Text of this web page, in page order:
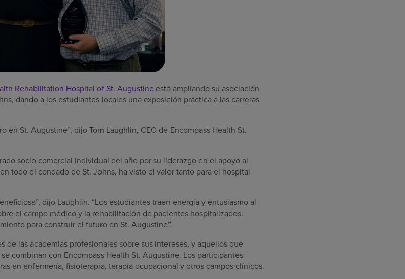
Rehabilitation Hospital of St. Augustine está ampliando su asociación
dando a los estudiantes locales una exposición práctica a las carreras
en St. Augustine”, dijo Tom Laughlin, CEO de Encompass Health St.
socio comercial individual del año por su liderazgo en el apoyo al
todo el condado de St. Johns, ha visto el valor tanto para el hospital
dijo Laughlin. “Los estudiantes traen energía y entusiasmo al
el campo médico y la rehabilitación de pacientes hospitalizados.
para construir el futuro en St. Augustine”.
de las academias profesionales sobre sus intereses, y aquellos que
combinan con Encompass Health St. Augustine. Los participantes
en enfermería, fisioterapia, terapia ocupacional y otros campos clínicos.